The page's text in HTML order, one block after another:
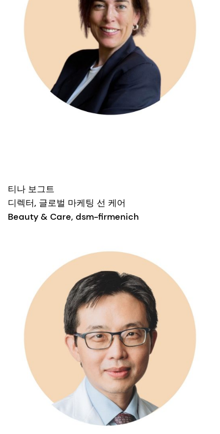
티나 보그트
디렉터, 글로벌 마케팅 선 케어
Beauty & Care, dsm-firmenich